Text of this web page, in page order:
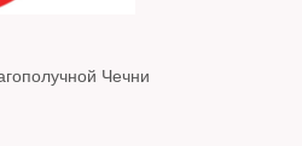
Чечни